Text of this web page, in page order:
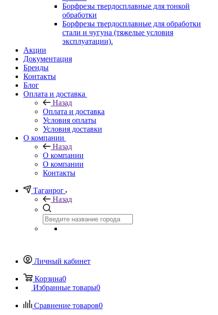
Борфрезы твердосплавные для тонкой
обработки
Борфрезы твердосплавные для обработки
стали и чугуна (тяжелые условия
эксплуатации).
Акции
Документация
Бренды
Контакты
Блог
Оплата и доставка
Назад
Оплата и доставка
Условия оплаты
Условия доставки
О компании
Назад
О компании
О компании
Контакты
Таганрог
Назад
Личный кабинет
Корзина0
Избранные товары0
Сравнение товаров0